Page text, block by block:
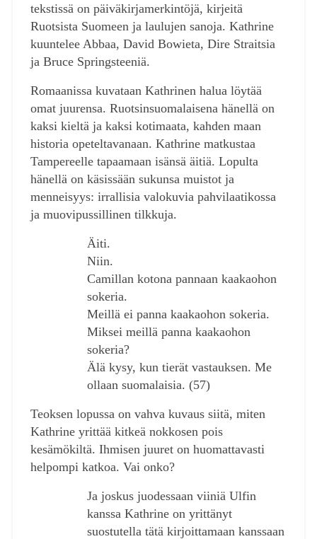
tekstissä on päiväkirjamerkintöjä, kirjeitä
Ruotsista Suomeen ja laulujen sanoja. Kathrine
kuuntelee Abbaa, David Bowieta, Dire Straitsia
ja Bruce Springsteeniä.
Romaanissa kuvataan Kathrinen halua löytää
omat juurensa. Ruotsinsuomalaisena hänellä on
kaksi kieltä ja kaksi kotimaata, kahden maan
historia opeteltavanaan. Kathrine matkustaa
Tampereelle tapaamaan isänsä äitiä. Lopulta
hänellä on käsissään sukunsa muistot ja
menneisyys: irrallisia valokuvia pahvilaatikossa
ja muovipussillinen tilkkuja.
Äiti.
Niin.
Camillan kotona pannaan kaakaohon
sokeria.
Meillä ei panna kaakaohon sokeria.
Miksei meillä panna kaakaohon
sokeria?
Älä kysy, kun tierät vastauksen. Me
ollaan suomalaisia. (57)
Teoksen lopussa on vahva kuvaus siitä, miten
Kathrine yrittää kitkeä nokkosen pois
kesämökiltä. Ihmisen juuret on huomattavasti
helpompi katkoa. Vai onko?
Ja joskus juodessaan viiniä Ulfin
kanssa Kathrine on yrittänyt
suostutella tätä kirjoittamaan kanssaan